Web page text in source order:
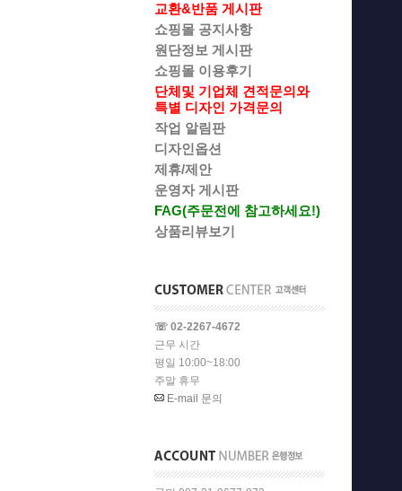
교환&반품 게시판
쇼핑몰 공지사항
원단정보 게시판
쇼핑몰 이용후기
단체및 기업체 견적문의와
특별 디자인 가격문의
작업 알림판
디자인옵션
제휴/제안
운영자 게시판
FAG(주문전에 참고하세요!)
상품리뷰보기
☏ 02-2267-4672
근무 시간
평일 10:00~18:00
주말 휴무
E-mail 문의